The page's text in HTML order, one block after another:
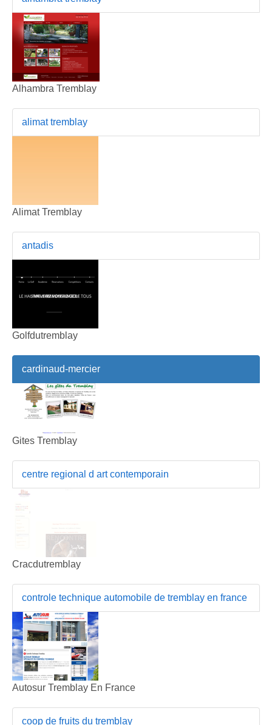
Alhambra Tremblay
alimat tremblay
Alimat Tremblay
antadis
Golfdutremblay
cardinaud-mercier
Gites Tremblay
centre regional d art contemporain
Cracdutremblay
controle technique automobile de tremblay en france
Autosur Tremblay En France
coop de fruits du tremblay